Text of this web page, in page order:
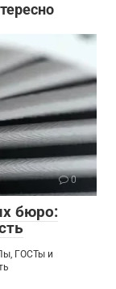
0
бюро:
ГОСТы и